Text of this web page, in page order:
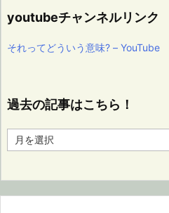
youtubeチャンネルリンク
それってどういう意味? – YouTube
過去の記事はこちら！
去